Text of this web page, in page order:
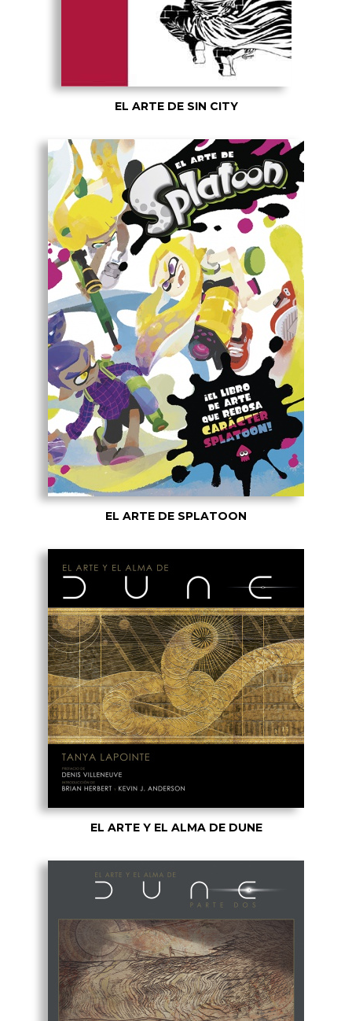
EL ARTE DE SIN CITY
EL ARTE DE SPLATOON
EL ARTE Y EL ALMA DE DUNE